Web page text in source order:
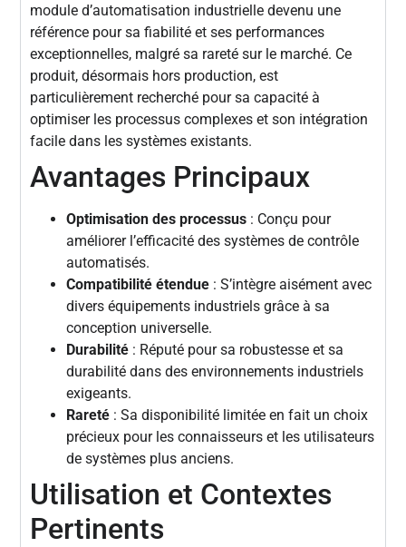
module d’automatisation industrielle devenu une
référence pour sa fiabilité et ses performances
exceptionnelles, malgré sa rareté sur le marché. Ce
produit, désormais hors production, est
particulièrement recherché pour sa capacité à
optimiser les processus complexes et son intégration
facile dans les systèmes existants.
Avantages Principaux
Optimisation des processus : Conçu pour
améliorer l’efficacité des systèmes de contrôle
automatisés.
Compatibilité étendue : S’intègre aisément avec
divers équipements industriels grâce à sa
conception universelle.
Durabilité : Réputé pour sa robustesse et sa
durabilité dans des environnements industriels
exigeants.
Rareté : Sa disponibilité limitée en fait un choix
précieux pour les connaisseurs et les utilisateurs
de systèmes plus anciens.
Utilisation et Contextes
Pertinents